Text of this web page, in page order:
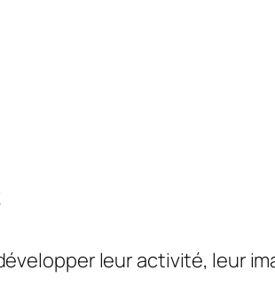
leur activité, leur